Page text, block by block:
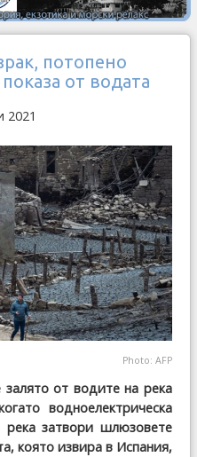
потопено
от водата
2021
Photo: AFP
от водите на река
водноелектрическа
река затвори шлюзовете
която извира в Испания,